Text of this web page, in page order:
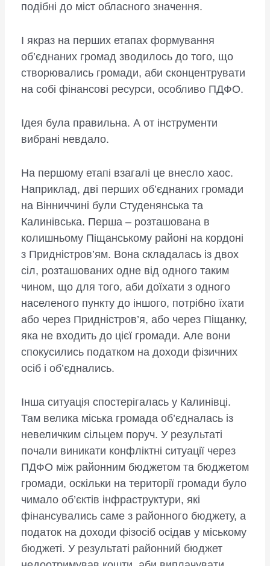
подібні до міст обласного значення.
І якраз на перших етапах формування
об’єднаних громад зводилось до того, що
створювались громади, аби сконцентрувати
на собі фінансові ресурси, особливо ПДФО.
Ідея була правильна. А от інструменти
вибрані невдало.
На першому етапі взагалі це внесло хаос.
Наприклад, дві перших об’єднаних громади
на Вінниччині були Студенянська та
Калинівська. Перша – розташована в
колишньому Піщанському районі на кордоні
з Придністров’ям. Вона складалась із двох
сіл, розташованих одне від одного таким
чином, що для того, аби доїхати з одного
населеного пункту до іншого, потрібно їхати
або через Придністров’я, або через Піщанку,
яка не входить до цієї громади. Але вони
спокусились податком на доходи фізичних
осіб і об’єднались.
Інша ситуація спостерігалась у Калинівці.
Там велика міська громада об’єдналась із
невеличким сільцем поруч. У результаті
почали виникати конфліктні ситуації через
ПДФО між районним бюджетом та бюджетом
громади, оскільки на території громади було
чимало об’єктів інфраструктури, які
фінансувались саме з районного бюджету, а
податок на доходи фізосіб осідав у міському
бюджеті. У результаті районний бюджет